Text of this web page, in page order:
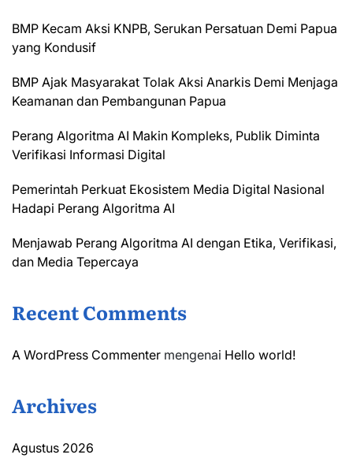
BMP Kecam Aksi KNPB, Serukan Persatuan Demi Papua
yang Kondusif
BMP Ajak Masyarakat Tolak Aksi Anarkis Demi Menjaga
Keamanan dan Pembangunan Papua
Perang Algoritma AI Makin Kompleks, Publik Diminta
Verifikasi Informasi Digital
Pemerintah Perkuat Ekosistem Media Digital Nasional
Hadapi Perang Algoritma AI
Menjawab Perang Algoritma AI dengan Etika, Verifikasi,
dan Media Tepercaya
Recent Comments
A WordPress Commenter mengenai Hello world!
Archives
Agustus 2026